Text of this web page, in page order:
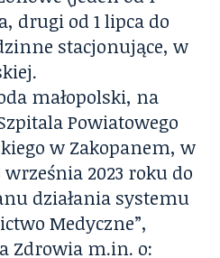
drugi od 1 lipca do
stacjonujące, w
małopolski, na
Powiatowego
w Zakopanem, w
2023 roku do
działania systemu
Medyczne”,
Zdrowia m.in. o: